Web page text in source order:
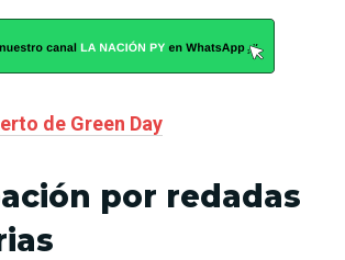
de Green Day
por redadas